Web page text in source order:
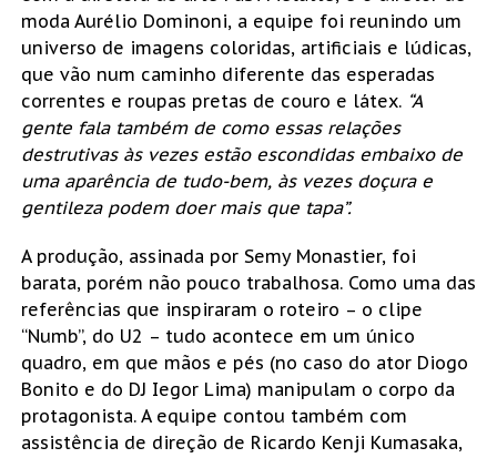
moda Aurélio Dominoni, a equipe foi reunindo um
universo de imagens coloridas, artificiais e lúdicas,
que vão num caminho diferente das esperadas
correntes e roupas pretas de couro e látex. “A
gente fala também de como essas relações
destrutivas às vezes estão escondidas embaixo de
uma aparência de tudo-bem, às vezes doçura e
gentileza podem doer mais que tapa”.
A produção, assinada por Semy Monastier, foi
barata, porém não pouco trabalhosa. Como uma das
referências que inspiraram o roteiro – o clipe
“Numb”, do U2 – tudo acontece em um único
quadro, em que mãos e pés (no caso do ator Diogo
Bonito e do DJ Iegor Lima) manipulam o corpo da
protagonista. A equipe contou também com
assistência de direção de Ricardo Kenji Kumasaka,